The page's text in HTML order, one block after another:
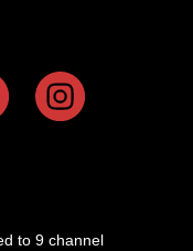
to 9 channel